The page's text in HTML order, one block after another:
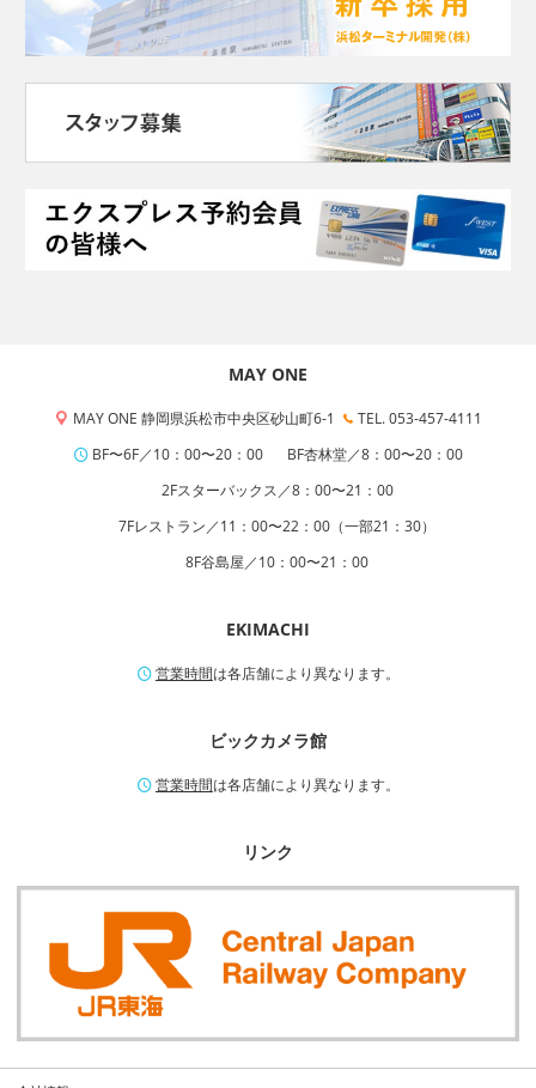
MAY ONE
MAY ONE 静岡県浜松市中央区砂山町6-1
TEL. 053-457-4111
BF〜6F／10：00〜20：00
BF杏林堂／8：00〜20：00
2Fスターバックス／8：00〜21：00
7Fレストラン／11：00〜22：00（一部21：30）
8F谷島屋／10：00〜21：00
EKIMACHI
営業時間は各店舗により異なります。
ビックカメラ館
営業時間は各店舗により異なります。
リンク